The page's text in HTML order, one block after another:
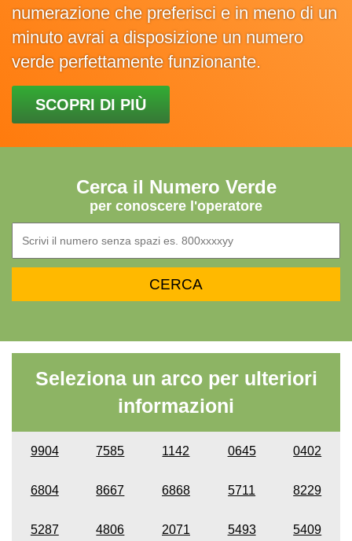
numerazione che preferisci e in meno di un
minuto avrai a disposizione un numero
verde perfettamente funzionante.
SCOPRI DI PIÙ
Cerca il Numero Verde
per conoscere l'operatore
Seleziona un arco per ulteriori
informazioni
9904 7585 1142 0645 0402
6804 8667 6868 5711 8229
5287 4806 2071 5493 5409